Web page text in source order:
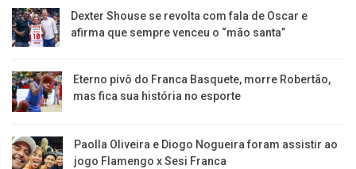
Dexter Shouse se revolta com fala de Oscar e
afirma que sempre venceu o “mão santa”
Eterno pivô do Franca Basquete, morre Robertão,
mas fica sua história no esporte
Paolla Oliveira e Diogo Nogueira foram assistir ao
jogo Flamengo x Sesi Franca